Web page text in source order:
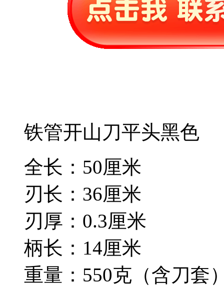
铁管开山刀平头黑色
全长：50厘米
刃长：36厘米
刃厚：0.3厘米
柄长：14厘米
重量：550克（含刀套